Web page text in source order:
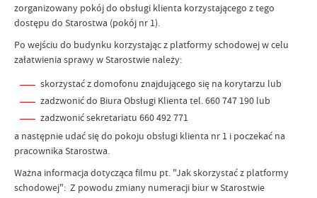
zorganizowany pokój do obsługi klienta korzystającego z tego
dostępu do Starostwa (pokój nr 1).
Po wejściu do budynku korzystając z platformy schodowej w celu
załatwienia sprawy w Starostwie należy:
skorzystać z domofonu znajdującego się na korytarzu lub
zadzwonić do Biura Obsługi Klienta tel. 660 747 190 lub
zadzwonić sekretariatu 660 492 771
a następnie udać się do pokoju obsługi klienta nr 1 i poczekać na
pracownika Starostwa.
Ważna informacja dotycząca filmu pt. "Jak skorzystać z platformy
schodowej": Z powodu zmiany numeracji biur w Starostwie